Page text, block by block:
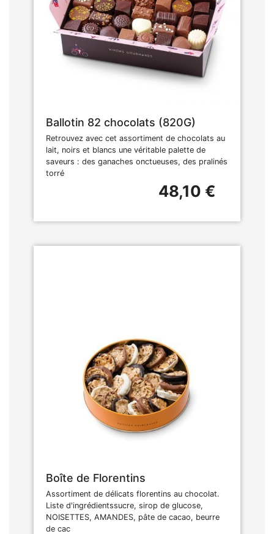
Ballotin 82 chocolats (820G)
Retrouvez avec cet assortiment de chocolats au
lait, noirs et blancs une véritable palette de
saveurs : des ganaches onctueuses, des pralinés
torré
48,10 €
Boîte de Florentins
Assortiment de délicats florentins au chocolat.
Liste d'ingrédientssucre, sirop de glucose,
NOISETTES, AMANDES, pâte de cacao, beurre
de cac